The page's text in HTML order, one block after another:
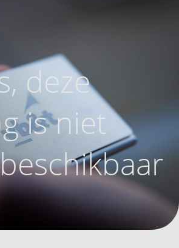
deze
is niet